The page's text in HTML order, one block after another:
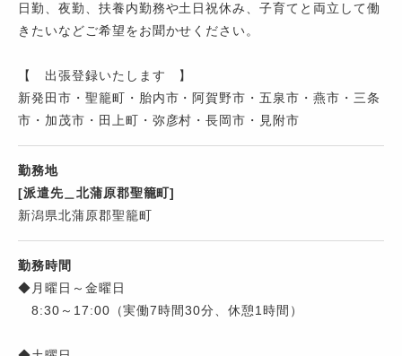
日勤、夜勤、扶養内勤務や土日祝休み、子育てと両立して働
きたいなどご希望をお聞かせください。
【 出張登録いたします 】
新発田市・聖籠町・胎内市・阿賀野市・五泉市・燕市・三条
市・加茂市・田上町・弥彦村・長岡市・見附市
勤務地
[派遣先＿北蒲原郡聖籠町]
新潟県北蒲原郡聖籠町
勤務時間
◆月曜日～金曜日
8:30～17:00（実働7時間30分、休憩1時間）